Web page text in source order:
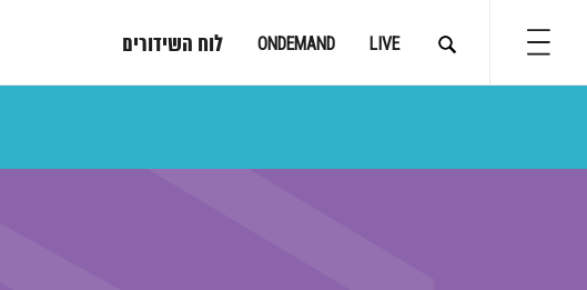
LIVE
ONDEMAND לוח השידורים